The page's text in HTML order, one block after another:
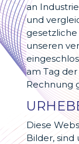
an
und
unseren
am Tag
Rechnung
Diese
Bilder,